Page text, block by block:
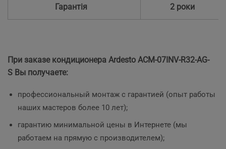
Гарантія 2 роки
При заказе кондиционера Ardesto ACM-07INV-R32-AG-
S Вы получаете:
профессиональный монтаж с гарантией (опыт работы
наших мастеров более 10 лет);
гарантию минимальной цены в Интернете (мы
работаем на прямую с производителем);